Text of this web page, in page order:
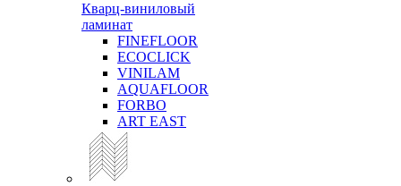
Кварц-виниловый
ламинат
FINEFLOOR
ECOCLICK
VINILAM
AQUAFLOOR
FORBO
ART EAST